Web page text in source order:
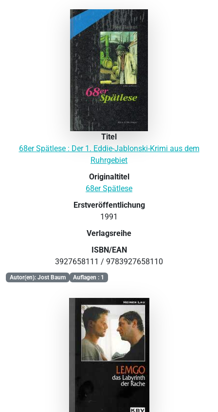
Titel
68er Spätlese : Der 1. Eddie-Jablonski-Krimi aus dem
Ruhrgebiet
Originaltitel
68er Spätlese
Erstveröffentlichung
1991
Verlagsreihe
ISBN/EAN
3927658111 / 9783927658110
Autor(en): Jost Baum Auflagen : 1